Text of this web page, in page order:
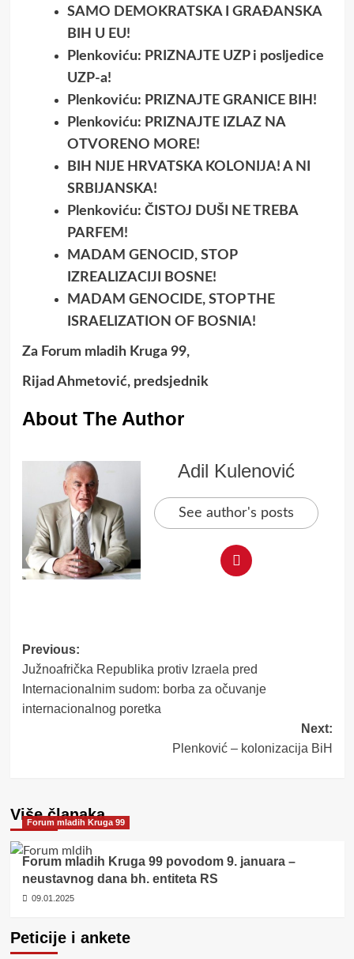
SAMO DEMOKRATSKA I GRAĐANSKA
BIH U EU!
Plenkoviću: PRIZNAJTE UZP i posljedice
UZP-a!
Plenkoviću: PRIZNAJTE GRANICE BIH!
Plenkoviću: PRIZNAJTE IZLAZ NA
OTVORENO MORE!
BIH NIJE HRVATSKA KOLONIJA! A NI
SRBIJANSKA!
Plenkoviću: ČISTOJ DUŠI NE TREBA
PARFEM!
MADAM GENOCID, STOP
IZREALIZACIJI BOSNE!
MADAM GENOCIDE, STOP THE
ISRAELIZATION OF BOSNIA!
Za Forum mladih Kruga 99,
Rijad Ahmetović, predsjednik
About The Author
Adil Kulenović
See author's posts
Post
navigation
Previous:
Južnoafrička Republika protiv Izraela pred
Internacionalnim sudom: borba za očuvanje
internacionalnog poretka
Next:
Plenković – kolonizacija BiH
Više članaka
Forum mladih Kruga 99
Forum mladih Kruga 99 povodom 9. januara –
neustavnog dana bh. entiteta RS
09.01.2025
Peticije i ankete